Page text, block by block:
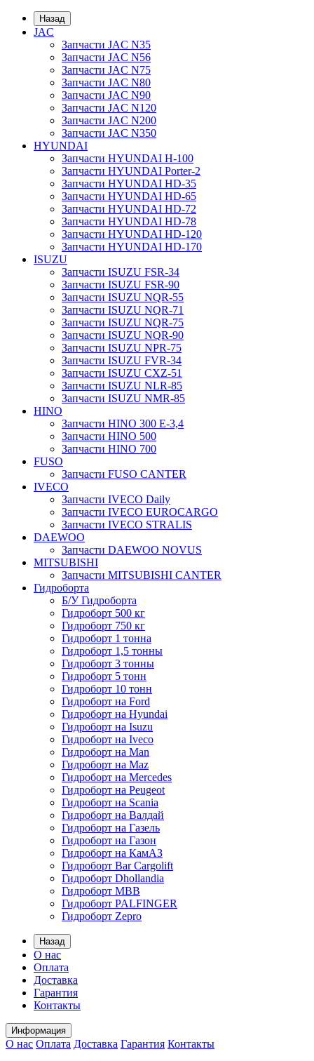
Назад
JAC
Запчасти JAC N35
Запчасти JAC N56
Запчасти JAC N75
Запчасти JAC N80
Запчасти JAC N90
Запчасти JAC N120
Запчасти JAC N200
Запчасти JAC N350
HYUNDAI
Запчасти HYUNDAI H-100
Запчасти HYUNDAI Porter-2
Запчасти HYUNDAI HD-35
Запчасти HYUNDAI HD-65
Запчасти HYUNDAI HD-72
Запчасти HYUNDAI HD-78
Запчасти HYUNDAI HD-120
Запчасти HYUNDAI HD-170
ISUZU
Запчасти ISUZU FSR-34
Запчасти ISUZU FSR-90
Запчасти ISUZU NQR-55
Запчасти ISUZU NQR-71
Запчасти ISUZU NQR-75
Запчасти ISUZU NQR-90
Запчасти ISUZU NPR-75
Запчасти ISUZU FVR-34
Запчасти ISUZU CXZ-51
Запчасти ISUZU NLR-85
Запчасти ISUZU NMR-85
HINO
Запчасти HINO 300 E-3,4
Запчасти HINO 500
Запчасти HINO 700
FUSO
Запчасти FUSO CANTER
IVECO
Запчасти IVECO Daily
Запчасти IVECO EUROCARGO
Запчасти IVECO STRALIS
DAEWOO
Запчасти DAEWOO NOVUS
MITSUBISHI
Запчасти MITSUBISHI CANTER
Гидроборта
Б/У Гидроборта
Гидроборт 500 кг
Гидроборт 750 кг
Гидроборт 1 тонна
Гидроборт 1,5 тонны
Гидроборт 3 тонны
Гидроборт 5 тонн
Гидроборт 10 тонн
Гидроборт на Ford
Гидроборт на Hyundai
Гидроборт на Isuzu
Гидроборт на Iveco
Гидроборт на Man
Гидроборт на Maz
Гидроборт на Mercedes
Гидроборт на Peugeot
Гидроборт на Scania
Гидроборт на Валдай
Гидроборт на Газель
Гидроборт на Газон
Гидроборт на КамАЗ
Гидроборт Bar Cargolift
Гидроборт Dhollandia
Гидроборт MBB
Гидроборт PALFINGER
Гидроборт Zepro
Назад
О нас
Оплата
Доставка
Гарантия
Контакты
Информация
О нас Оплата Доставка Гарантия Контакты